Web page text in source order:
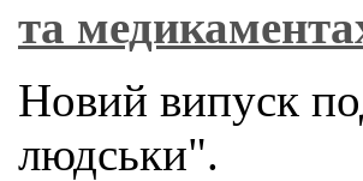
та
Новий випуск
людськи".